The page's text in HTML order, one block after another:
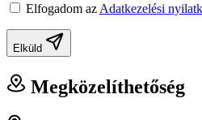
Elfogadom az Adatkezelési
Elküld
Megközelíthetőség